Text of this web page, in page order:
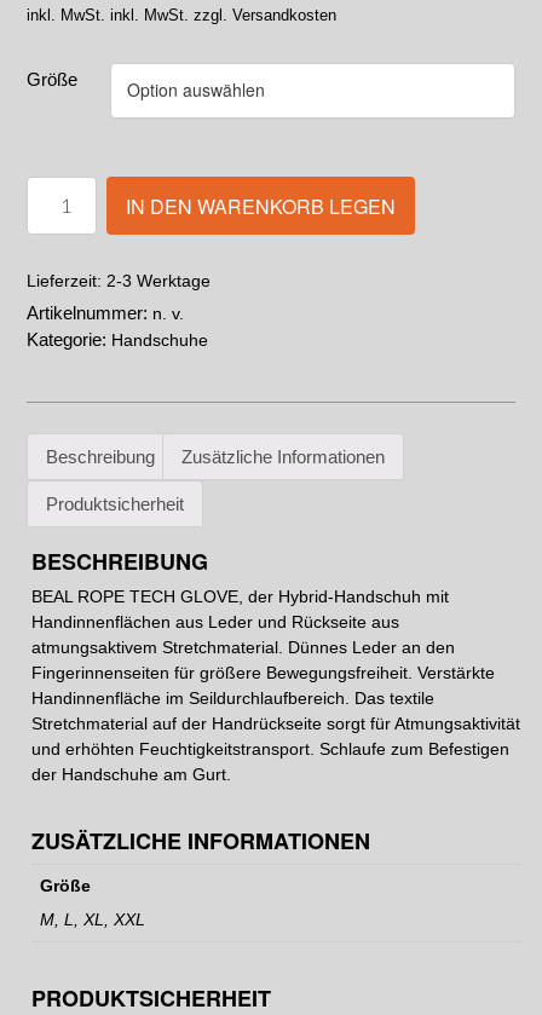
inkl. MwSt. inkl. MwSt. zzgl. Versandkosten
Größe
IN DEN WARENKORB LEGEN
Lieferzeit: 2-3 Werktage
Artikelnummer: n. v.
Kategorie: Handschuhe
Beschreibung Zusätzliche Informationen
Produktsicherheit
BESCHREIBUNG
BEAL ROPE TECH GLOVE, der Hybrid-Handschuh mit
Handinnenflächen aus Leder und Rückseite aus
atmungsaktivem Stretchmaterial. Dünnes Leder an den
Fingerinnenseiten für größere Bewegungsfreiheit. Verstärkte
Handinnenfläche im Seildurchlaufbereich. Das textile
Stretchmaterial auf der Handrückseite sorgt für Atmungsaktivität
und erhöhten Feuchtigkeitstransport. Schlaufe zum Befestigen
der Handschuhe am Gurt.
ZUSÄTZLICHE INFORMATIONEN
Größe
M, L, XL, XXL
PRODUKTSICHERHEIT